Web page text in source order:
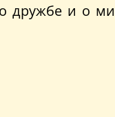
о дружбе и о